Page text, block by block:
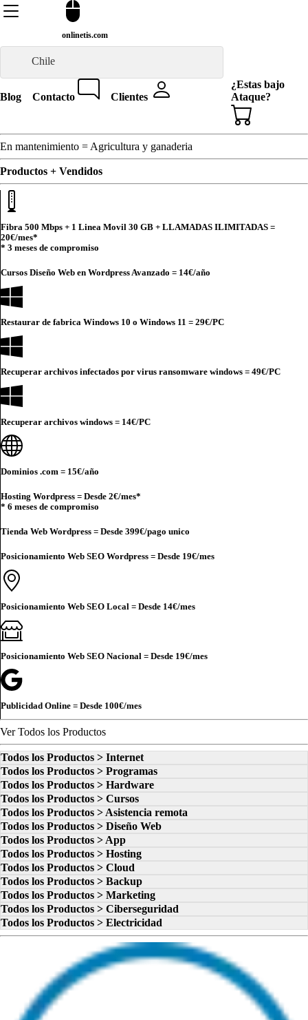
onlinetis.com
Chile
Blog Contacto Clientes
¿Estas bajo
Ataque?
En mantenimiento = Agricultura y ganaderia
Productos + Vendidos
Fibra 500 Mbps + 1 Linea Movil 30 GB + LLAMADAS ILIMITADAS =
20€/mes*
* 3 meses de compromiso
Cursos Diseño Web en Wordpress Avanzado = 14€/año
Restaurar de fabrica Windows 10 o Windows 11 = 29€/PC
Recuperar archivos infectados por virus ransomware windows = 49€/PC
Recuperar archivos windows = 14€/PC
Dominios .com = 15€/año
Hosting Wordpress = Desde 2€/mes*
* 6 meses de compromiso
Tienda Web Wordpress = Desde 399€/pago unico
Posicionamiento Web SEO Wordpress = Desde 19€/mes
Posicionamiento Web SEO Local = Desde 14€/mes
Posicionamiento Web SEO Nacional = Desde 19€/mes
Publicidad Online = Desde 100€/mes
Ver Todos los Productos
Todos los Productos > Internet
Todos los Productos > Programas
Todos los Productos > Hardware
Todos los Productos > Cursos
Todos los Productos > Asistencia remota
Todos los Productos > Diseño Web
Todos los Productos > App
Todos los Productos > Hosting
Todos los Productos > Cloud
Todos los Productos > Backup
Todos los Productos > Marketing
Todos los Productos > Ciberseguridad
Todos los Productos > Electricidad